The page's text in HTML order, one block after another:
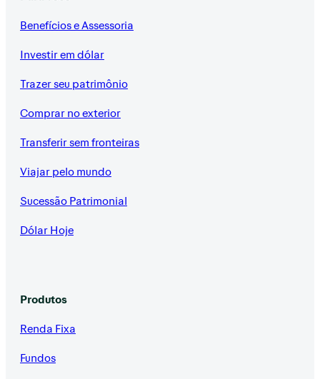
Benefícios e Assessoria
Investir em dólar
Trazer seu patrimônio
Comprar no exterior
Transferir sem fronteiras
Viajar pelo mundo
Sucessão Patrimonial
Dólar Hoje
Produtos
Renda Fixa
Fundos